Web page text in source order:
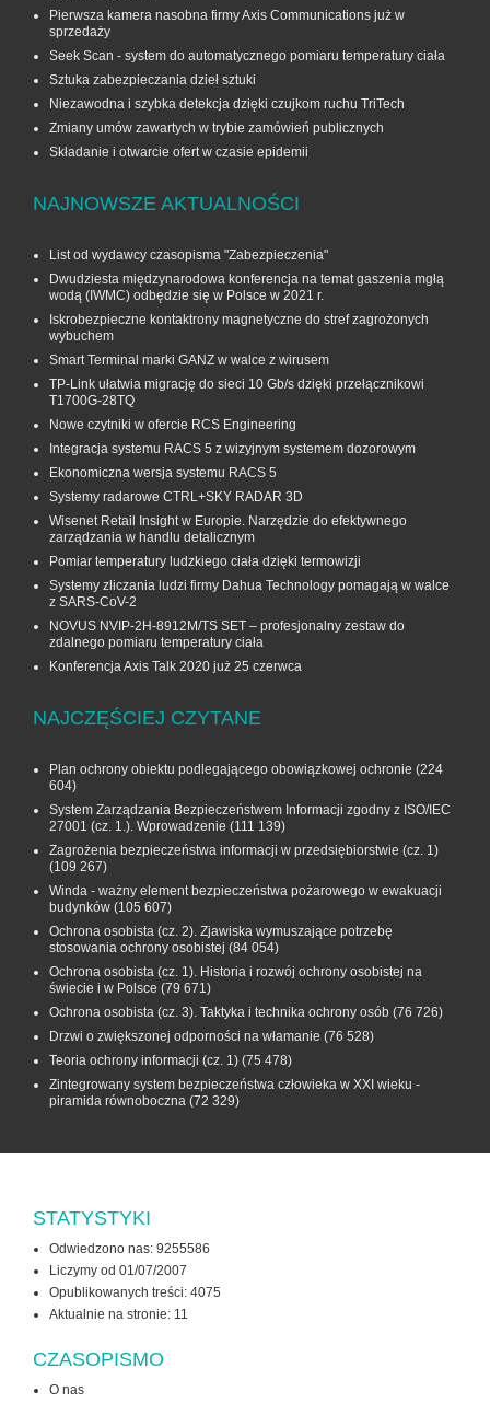
Pierwsza kamera nasobna firmy Axis Communications już w
sprzedaży
Seek Scan - system do automatycznego pomiaru temperatury ciała
Sztuka zabezpieczania dzieł sztuki
Niezawodna i szybka detekcja dzięki czujkom ruchu TriTech
Zmiany umów zawartych w trybie zamówień publicznych
Składanie i otwarcie ofert w czasie epidemii
NAJNOWSZE AKTUALNOŚCI
List od wydawcy czasopisma "Zabezpieczenia"
Dwudziesta międzynarodowa konferencja na temat gaszenia mgłą
wodą (IWMC) odbędzie się w Polsce w 2021 r.
Iskrobezpieczne kontaktrony magnetyczne do stref zagrożonych
wybuchem
Smart Terminal marki GANZ w walce z wirusem
TP-Link ułatwia migrację do sieci 10 Gb/s dzięki przełącznikowi
T1700G‑28TQ
Nowe czytniki w ofercie RCS Engineering
Integracja systemu RACS 5 z wizyjnym systemem dozorowym
Ekonomiczna wersja systemu RACS 5
Systemy radarowe CTRL+SKY RADAR 3D
Wisenet Retail Insight w Europie. Narzędzie do efektywnego
zarządzania w handlu detalicznym
Pomiar temperatury ludzkiego ciała dzięki termowizji
Systemy zliczania ludzi firmy Dahua Technology pomagają w walce
z SARS-CoV-2
NOVUS NVIP-2H-8912M/TS SET – profesjonalny zestaw do
zdalnego pomiaru temperatury ciała
Konferencja Axis Talk 2020 już 25 czerwca
NAJCZĘŚCIEJ CZYTANE
Plan ochrony obiektu podlegającego obowiązkowej ochronie (224
604)
System Zarządzania Bezpieczeństwem Informacji zgodny z ISO/IEC
27001 (cz. 1.). Wprowadzenie (111 139)
Zagrożenia bezpieczeństwa informacji w przedsiębiorstwie (cz. 1)
(109 267)
Winda - ważny element bezpieczeństwa pożarowego w ewakuacji
budynków (105 607)
Ochrona osobista (cz. 2). Zjawiska wymuszające potrzebę
stosowania ochrony osobistej (84 054)
Ochrona osobista (cz. 1). Historia i rozwój ochrony osobistej na
świecie i w Polsce (79 671)
Ochrona osobista (cz. 3). Taktyka i technika ochrony osób (76 726)
Drzwi o zwiększonej odporności na włamanie (76 528)
Teoria ochrony informacji (cz. 1) (75 478)
Zintegrowany system bezpieczeństwa człowieka w XXI wieku -
piramida równoboczna (72 329)
STATYSTYKI
Odwiedzono nas: 9255586
Liczymy od 01/07/2007
Opublikowanych treści: 4075
Aktualnie na stronie: 11
CZASOPISMO
O nas